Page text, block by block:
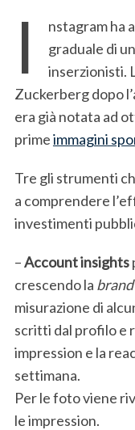
I
nstagram ha
graduale di
inserzionisti.
Zuckerberg dopo
era già notata ad
primeimmagini
Tre gli strumenti
a comprendere
investimenti
–Account insights
crescendo la
misurazione di
scritti dal profilo e
impression e la
settimana.
Per le foto viene
le impression.